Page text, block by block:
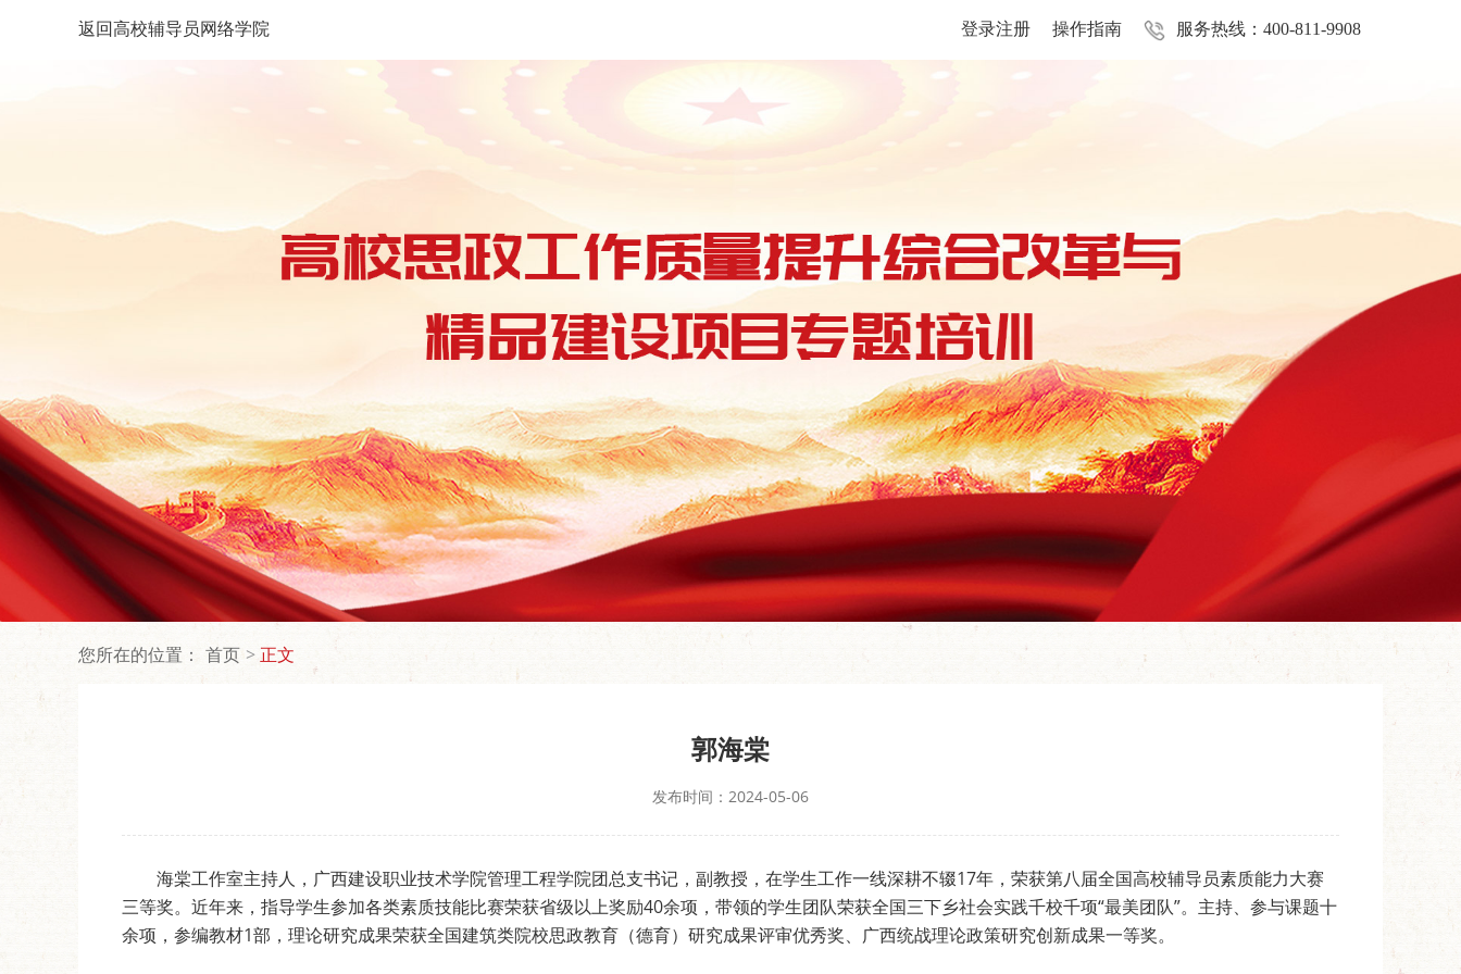
返回高校辅导员网络学院 登录注册 操作指南 服务热线：400-811-9908
您所在的位置： 首页 正文
郭海棠
发布时间：2024-05-06
海棠工作室主持人，广西建设职业技术学院管理工程学院团总支书记，副教授，在学生工作一线深耕不辍17年，荣获第八届全国高校辅导员素质能力大赛
三等奖。近年来，指导学生参加各类素质技能比赛荣获省级以上奖励40余项，带领的学生团队荣获全国三下乡社会实践千校千项“最美团队”。主持、参与课题十
余项，参编教材1部，理论研究成果荣获全国建筑类院校思政教育（德育）研究成果评审优秀奖、广西统战理论政策研究创新成果一等奖。